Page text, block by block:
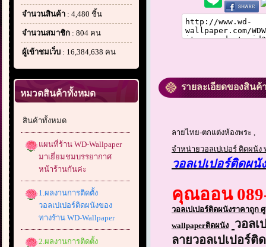
จำนวนสินค้า : 4,480 ชิ้น
จำนวนสมาชิก : 804 คน
ผู้เข้าชมเว็บ : 16,384,638 คน
หมวดสินค้าทั้งหมด
สินค้าทั้งหมด
แผนที่ร้าน WD-Wallpaper
มาเยี่ยมชมบรรยากาศ
หน้าร้านกันค่ะ
1.ผลงานการติดตั้ง
วอลเปเปอร์ติดผนังของ
ทางร้าน WD-Wallpaper
2.ผลงานการติดตั้ง
รายละเอียดของสินค้
ลายไทย-ตกแต่งห้องพระ ,
จำหน่ายวอลเปเปอร์ ติดผนัง
วอลเปเปอร์ติดผนัง
คุณออน
วอลเปเปอร์ติดผนังราคาถูก
wallpaperติดผนัง
วอลเ
ลายวอลเปเปอร์ติ